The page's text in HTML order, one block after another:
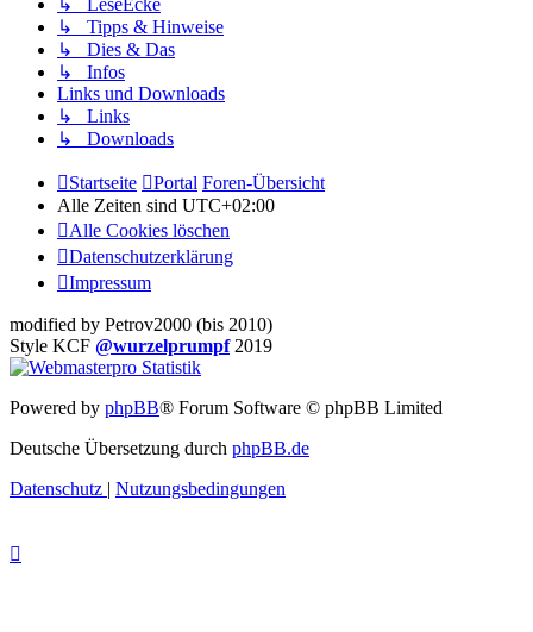
↳ LeseEcke
↳ Tipps & Hinweise
↳ Dies & Das
↳ Infos
Links und Downloads
↳ Links
↳ Downloads
Startseite Portal Foren-Übersicht
Alle Zeiten sind UTC+02:00
Alle Cookies löschen
Datenschutzerklärung
Impressum
modified by Petrov2000 (bis 2010)
Style KCF @wurzelprumpf2019
Powered by phpBB® Forum Software © phpBB Limited
Deutsche Übersetzung durch phpBB.de
Datenschutz
Nutzungsbedingungen